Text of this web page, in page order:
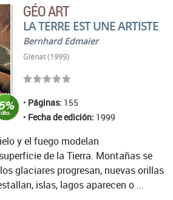
GÉO ART
LA TERRE EST UNE ARTISTE
Bernhard Edmaier
Glénat (1999)
Páginas: 155
Fecha de edición: 1999
y el fuego modelan
de la Tierra. Montañas se
glaciares progresan, nuevas orillas
islas, lagos aparecen o ...